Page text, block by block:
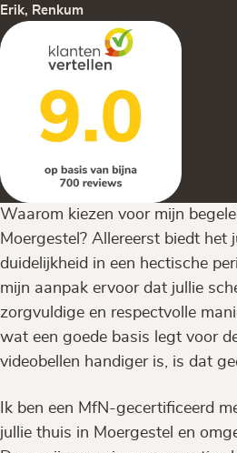
Erik, Renkum
Waarom kiezen voor mijn
Moergestel? Allereerst biedt het
duidelijkheid in een hectische
mijn aanpak ervoor dat jullie
zorgvuldige en respectvolle
wat een goede basis legt voor
videobellen handiger is, is dat
Ik ben een MfN-gecertificeerd
jullie thuis in Moergestel en